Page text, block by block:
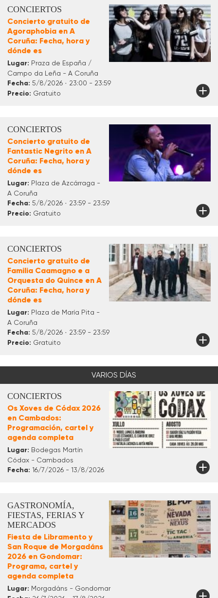
CONCIERTOS
Concierto gratuito de
Agoraphobia en A
Coruña: Fecha, hora y
dónde es
Lugar: Praza de España /
Campo da Leña - A Coruña
Fecha: 5/8/2026 · 23:00 - 23:59
Precio: Gratuito
CONCIERTOS
Concierto gratuito de
Fantastic Negrito en A
Coruña: Fecha, hora y
dónde es
Lugar: Plaza de Azcárraga -
A Coruña
Fecha: 5/8/2026 · 23:59 - 23:59
Precio: Gratuito
CONCIERTOS
Concierto gratuito de
Familia Caamagno e a
Orquesta do Quince en A
Coruña: Fecha, hora y
dónde es
Lugar: Plaza de María Pita -
A Coruña
Fecha: 5/8/2026 · 23:59 - 23:59
Precio: Gratuito
VARIOS DÍAS
CONCIERTOS
Os Xoves de Códax 2026
en Cambados:
Programación, cartel y
agenda completa
Lugar: Bodegas Martín
Códax - Cambados
Fecha: 16/7/2026 - 13/8/2026
GASTRONOMÍA,
FIESTAS, FERIAS Y
MERCADOS
Fiesta de Libramento y
San Roque de Morgadáns
2026 en Gondomar:
Programa, cartel y
agenda completa
Lugar: Morgadáns - Gondomar